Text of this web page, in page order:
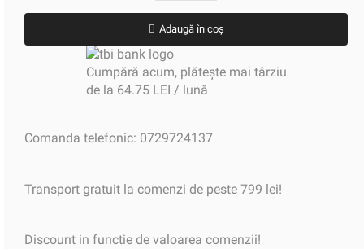
Adaugă în coș
Cumpără acum, plătește mai târziu
de la 64.75 LEI / lună
Comanda telefonic: 0729724137
Transport gratuit la comenzi de peste 799 lei!
Discount in functie de valoarea comenzii!